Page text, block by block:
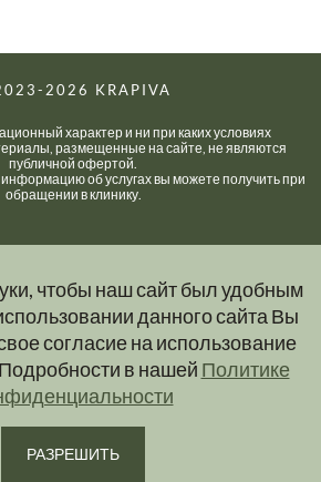
чтобы наш сайт был удобным
данного сайта Вы
согласие на использование
в нашей Политике
РАЗРЕШИТЬ
2026 KRAPIVA
характер и ни при каких условиях
размещенные на сайте, не являются
публичной офертой.
об услугах вы можете получить при
обращении в клинику.